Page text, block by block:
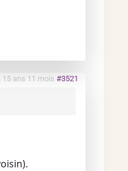
15 ans 11 mois #3521